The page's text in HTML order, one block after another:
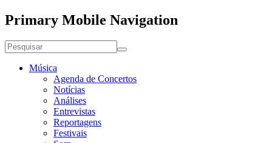
Primary Mobile Navigation
Música
Agenda de Concertos
Notícias
Análises
Entrevistas
Reportagens
Festivais